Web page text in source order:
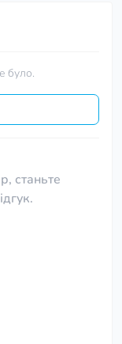
було.
станьте